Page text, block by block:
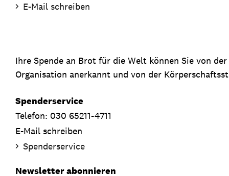
E-Mail schreiben
Ihre Spende an Brot für die Welt können Sie von
Organisation anerkannt und von der
Spenderservice
Telefon: 030 65211-4711
E-Mail schreiben
Spenderservice
Newsletter abonnieren